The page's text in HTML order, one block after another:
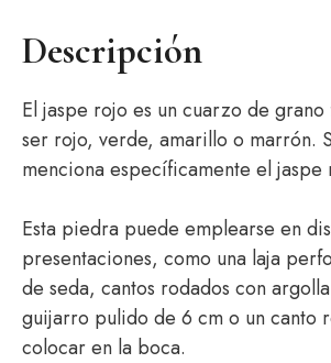
Descripción
El jaspe rojo es un cuarzo de
ser rojo, verde, amarillo o marrón.
menciona específicamente el jaspe
Esta piedra puede emplearse en
presentaciones, como una laja
de seda, cantos rodados con
guijarro pulido de 6 cm o un canto
colocar en la boca.